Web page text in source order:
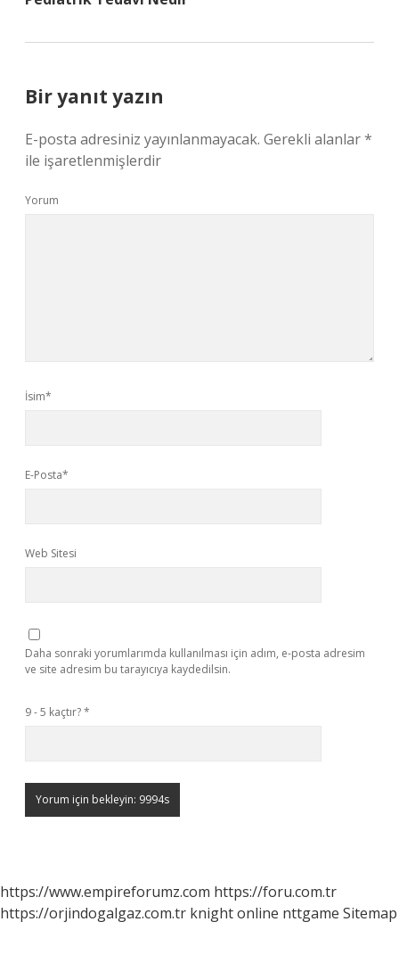
Bir yanıt yazın
E-posta adresiniz yayınlanmayacak. Gerekli alanlar*
ile işaretlenmişlerdir
Yorum
İsim*
E-Posta*
Web Sitesi
Daha sonraki yorumlarımda kullanılması için adım, e-posta adresim
ve site adresim bu tarayıcıya kaydedilsin.
9 - 5 kaçtır?*
https://www.empireforumz.com https://foru.com.tr
https://orjindogalgaz.com.tr knight online nttgame Sitemap